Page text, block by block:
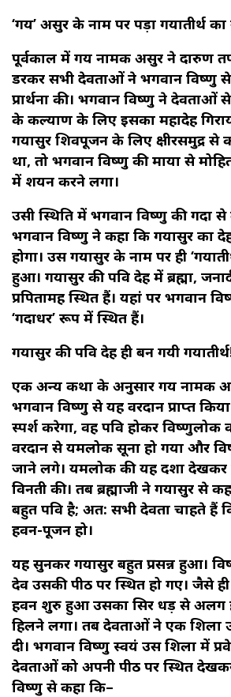
‘गय’ असुर के नाम पर पड़ा गयातीर्थ
पूर्वकाल में गय नामक असुर ने दारुण
डरकर सभी देवताओं ने भगवान विष्णु
प्रार्थना की। भगवान विष्णु ने देवताओं
के कल्याण के लिए इसका महादेह
गयासुर शिवपूजन के लिए क्षीरसमुद्र
था, तो भगवान विष्णु की माया से
में शयन करने लगा।
उसी स्थिति में भगवान विष्णु की गदा से
भगवान विष्णु ने कहा कि गयासुर का
होगा। उस गयासुर के नाम पर ही
हुआ। गयासुर की पवित्र देह में ब्रह्मा,
प्रपितामह स्थित हैं। यहां पर भगवान
‘गदाधर’ रूप में स्थित हैं।
गयासुर की पवित्र देह ही बन गयी
एक अन्य कथा के अनुसार गय नामक
भगवान विष्णु से यह वरदान प्राप्त
स्पर्श करेगा, वह पवित्र होकर विष्णुलोक
वरदान से यमलोक सूना हो गया और
जाने लगे। यमलोक की यह दशा देखकर
विनती की। तब ब्रह्माजी ने गयासुर से
बहुत पवित्र है; अत: सभी देवता चाहते हैं
हवन-पूजन हो।
यह सुनकर गयासुर बहुत प्रसन्न हुआ।
देव उसकी पीठ पर स्थित हो गए। जैसे
हवन शुरु हुआ उसका सिर धड़ से अलग
हिलने लगा। तब देवताओं ने एक शिला
दी। भगवान विष्णु स्वयं उस शिला में
देवताओं को अपनी पीठ पर स्थित
विष्णु से कहा कि–